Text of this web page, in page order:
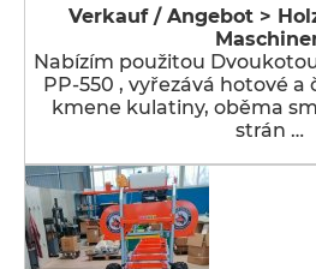
Verkauf / Angebot >
Nabízím použitou
PP-550 , vyřezává hotové a
kmene kulatiny, oběma
strán …